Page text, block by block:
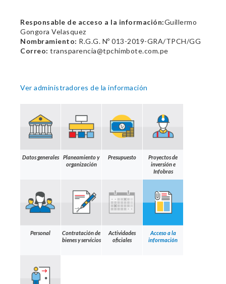
Responsable de acceso a la información:Guillermo
Gongora Velasquez
Nombramiento: R.G.G. Nº 013-2019-GRA/TPCH/GG
Correo: transparencia@tpchimbote.com.pe
Ver administradores de la información
Datos generales
Planeamiento y
organización
Presupuesto
Proyectos de
inversión e
Infobras
Personal
Contratación de
bienes y servicios
Actividades
oficiales
Acceso a la
información